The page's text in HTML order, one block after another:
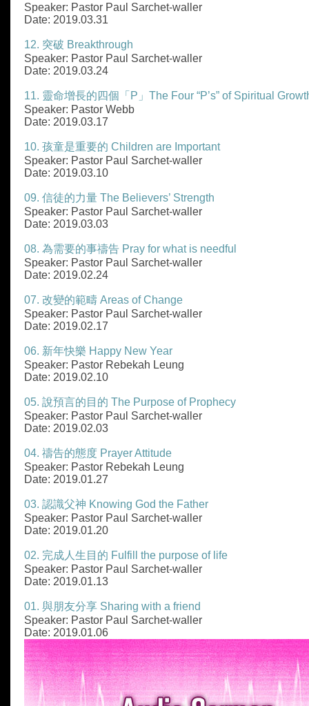
Speaker: Pastor Paul Sarchet-waller
Date: 2019.03.31
12. 突破 Breakthrough
Speaker: Pastor Paul Sarchet-waller
Date: 2019.03.24
11. 靈命增長的四個「P」The Four “P’s” of Spiritual
Speaker: Pastor Webb
Date: 2019.03.17
10. 孩童是重要的 Children are Important
Speaker: Pastor Paul Sarchet-waller
Date: 2019.03.10
09. 信徒的力量 The Believers’ Strength
Speaker: Pastor Paul Sarchet-waller
Date: 2019.03.03
08. 為需要的事禱告 Pray for what is needful
Speaker: Pastor Paul Sarchet-waller
Date: 2019.02.24
07. 改變的範疇 Areas of Change
Speaker: Pastor Paul Sarchet-waller
Date: 2019.02.17
06. 新年快樂 Happy New Year
Speaker: Pastor Rebekah Leung
Date: 2019.02.10
05. 說預言的目的 The Purpose of Prophecy
Speaker: Pastor Paul Sarchet-waller
Date: 2019.02.03
04. 禱告的態度 Prayer Attitude
Speaker: Pastor Rebekah Leung
Date: 2019.01.27
03. 認識父神 Knowing God the Father
Speaker: Pastor Paul Sarchet-waller
Date: 2019.01.20
02. 完成人生目的 Fulfill the purpose of life
Speaker: Pastor Paul Sarchet-waller
Date: 2019.01.13
01. 與朋友分享 Sharing with a friend
Speaker: Pastor Paul Sarchet-waller
Date: 2019.01.06